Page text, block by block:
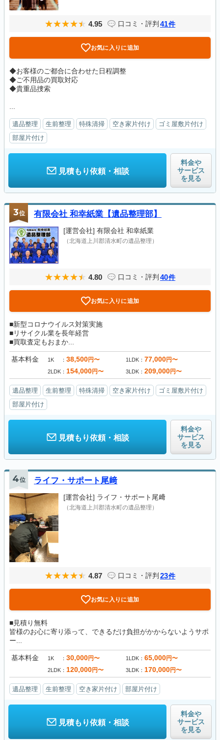
4.95 口コミ・評判 41件
お気に入りに追加
◆お客様のご都合に合わせた日程調整
◆ご不用品の買取対応
◆貴重品捜索
遺品整理 生前整理 特殊清掃 空き家片付け
ゴミ屋敷片付け
部屋片付け
見積もり依頼・相談
料金や
サービス
を見る
3位 有限会社 和幸紙業【遺品整理部】
[運営会社] 有限会社 和幸紙業
（北海道上川郡清水町の遺品整理）
4.80 口コミ・評判 40件
お気に入りに追加
■新型コロナウイルス対策実施
■リサイクル業を長年経営
■買取査定もおまか...
基本料金 1K 38,500円〜 1LDK 77,000円〜
2LDK 154,000円〜 3LDK 209,000円〜
遺品整理 生前整理 特殊清掃 空き家片付け
ゴミ屋敷片付け
部屋片付け
見積もり依頼・相談
料金や
サービス
を見る
4位 ライフ・サポート尾﨑
[運営会社] ライフ・サポート尾﨑
（北海道上川郡清水町の遺品整理）
4.87 口コミ・評判 23件
お気に入りに追加
■見積り無料
皆様のお心に寄り添って、できるだけ負担がかからないようサポ
ー...
基本料金 1K 30,000円〜 1LDK 65,000円〜
2LDK 120,000円〜 3LDK 170,000円〜
遺品整理 生前整理 空き家片付け 部屋片付け
見積もり依頼・相談
料金や
サービス
を見る